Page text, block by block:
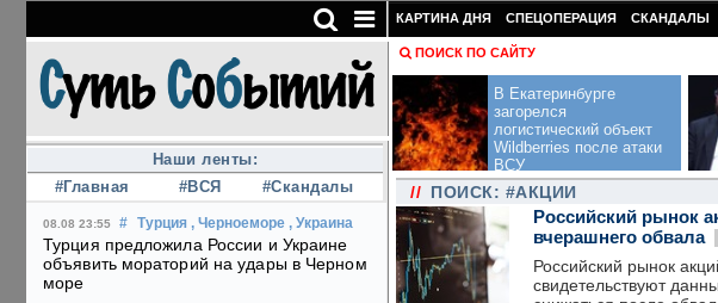
Наши ленты:
#Главная
#ВСЯ #Скандалы
08.08 23:55 # Турция , Черноеморе , Украина
Турция предложила России и Украине
объявить мораторий на удары в Черном
море
КАРТИНА ДНЯ СПЕЦОПЕРАЦИЯ СКАНДАЛЫ
ПОИСК ПО САЙТУ
В Екатеринбурге
загорелся
логистический объект
Wildberries после атаки
ВСУ
// ПОИСК: #АКЦИИ
Российский рынок
вчерашнего обвала
Российский рынок
свидетельствуют